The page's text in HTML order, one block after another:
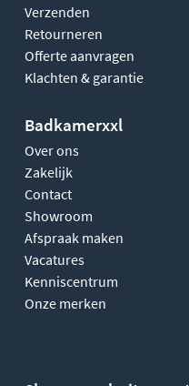
Verzenden
Retourneren
Offerte aanvragen
Klachten & garantie
Badkamerxxl
Over ons
Zakelijk
Contact
Showroom
Afspraak maken
Vacatures
Kenniscentrum
Onze merken